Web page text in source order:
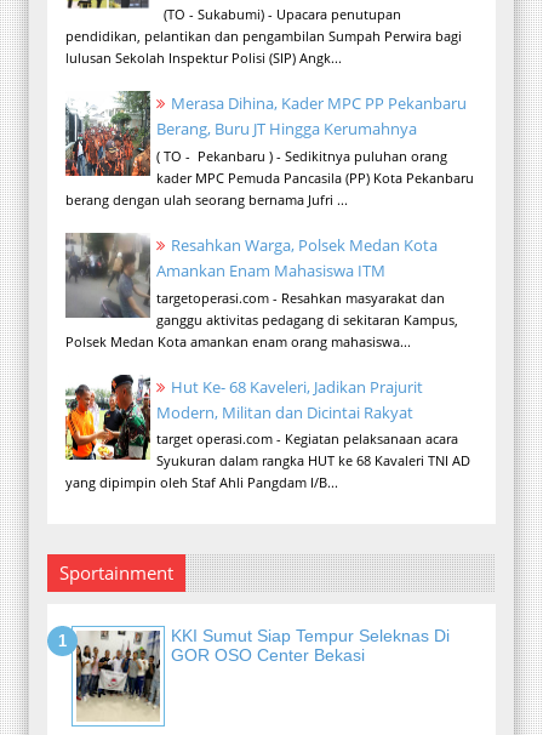
(TO - Sukabumi) - Upacara penutupan
pendidikan, pelantikan dan pengambilan Sumpah Perwira bagi
lulusan Sekolah Inspektur Polisi (SIP) Angk...
Merasa Dihina, Kader MPC PP Pekanbaru
Berang, Buru JT Hingga Kerumahnya
( TO - Pekanbaru ) - Sedikitnya puluhan orang
kader MPC Pemuda Pancasila (PP) Kota Pekanbaru
berang dengan ulah seorang bernama Jufri ...
Resahkan Warga, Polsek Medan Kota
Amankan Enam Mahasiswa ITM
targetoperasi.com - Resahkan masyarakat dan
ganggu aktivitas pedagang di sekitaran Kampus,
Polsek Medan Kota amankan enam orang mahasiswa...
Hut Ke- 68 Kaveleri, Jadikan Prajurit
Modern, Militan dan Dicintai Rakyat
target operasi.com - Kegiatan pelaksanaan acara
Syukuran dalam rangka HUT ke 68 Kavaleri TNI AD
yang dipimpin oleh Staf Ahli Pangdam I/B...
Sportainment
KKI Sumut Siap Tempur Seleknas Di
GOR OSO Center Bekasi